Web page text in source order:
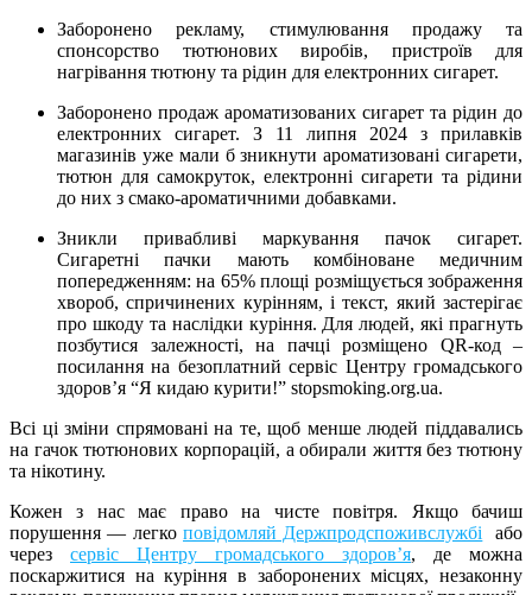
Заборонено рекламу, стимулювання продажу та
спонсорство тютюнових виробів, пристроїв для
нагрівання тютюну та рідин для електронних сигарет.
Заборонено продаж ароматизованих сигарет та рідин до
електронних сигарет. З 11 липня 2024 з прилавків
магазинів уже мали б зникнути ароматизовані сигарети,
тютюн для самокруток, електронні сигарети та рідини
до них з смако-ароматичними добавками.
Зникли привабливі маркування пачок сигарет.
Сигаретні пачки мають комбіноване медичним
попередженням: на 65% площі розміщується зображення
хвороб, спричинених курінням, і текст, який застерігає
про шкоду та наслідки куріння. Для людей, які прагнуть
позбутися залежності, на пачці розміщено QR-код –
посилання на безоплатний сервіс Центру громадського
здоров’я “Я кидаю курити!” stopsmoking.org.ua.
Всі ці зміни спрямовані на те, щоб менше людей піддавались
на гачок тютюнових корпорацій, а обирали життя без тютюну
та нікотину.
Кожен з нас має право на чисте повітря. Якщо бачиш
порушення — легко повідомляй Держпродспоживслужбі або
через сервіс Центру громадського здоров’я, де можна
поскаржитися на куріння в заборонених місцях, незаконну